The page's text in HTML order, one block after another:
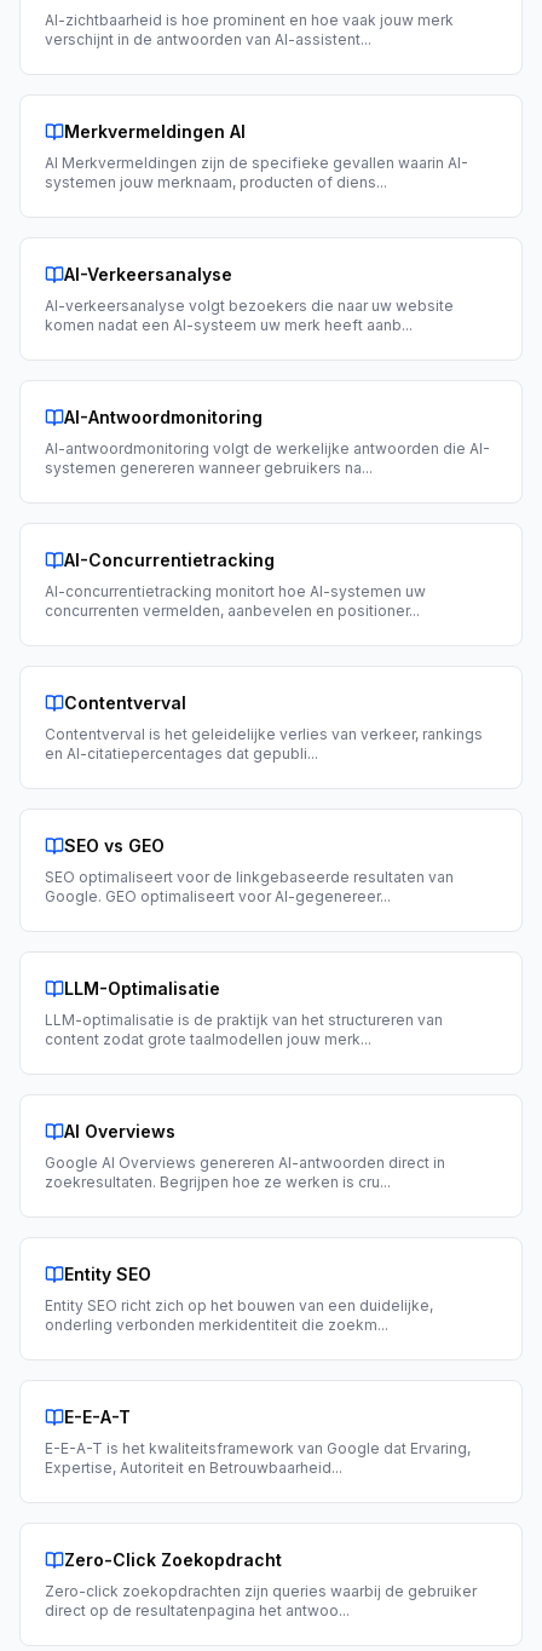
AI-zichtbaarheid is hoe prominent en hoe vaak jouw merk
verschijnt in de antwoorden van AI-assistent...
Merkvermeldingen AI
AI Merkvermeldingen zijn de specifieke gevallen waarin AI-
systemen jouw merknaam, producten of diens...
AI-Verkeersanalyse
AI-verkeersanalyse volgt bezoekers die naar uw website
komen nadat een AI-systeem uw merk heeft aanb...
AI-Antwoordmonitoring
AI-antwoordmonitoring volgt de werkelijke antwoorden die AI-
systemen genereren wanneer gebruikers na...
AI-Concurrentietracking
AI-concurrentietracking monitort hoe AI-systemen uw
concurrenten vermelden, aanbevelen en positioner...
Contentverval
Contentverval is het geleidelijke verlies van verkeer, rankings
en AI-citatiepercentages dat gepubli...
SEO vs GEO
SEO optimaliseert voor de linkgebaseerde resultaten van
Google. GEO optimaliseert voor AI-gegenereer...
LLM-Optimalisatie
LLM-optimalisatie is de praktijk van het structureren van
content zodat grote taalmodellen jouw merk...
AI Overviews
Google AI Overviews genereren AI-antwoorden direct in
zoekresultaten. Begrijpen hoe ze werken is cru...
Entity SEO
Entity SEO richt zich op het bouwen van een duidelijke,
onderling verbonden merkidentiteit die zoekm...
E-E-A-T
E-E-A-T is het kwaliteitsframework van Google dat Ervaring,
Expertise, Autoriteit en Betrouwbaarheid...
Zero-Click Zoekopdracht
Zero-click zoekopdrachten zijn queries waarbij de gebruiker
direct op de resultatenpagina het antwoo...